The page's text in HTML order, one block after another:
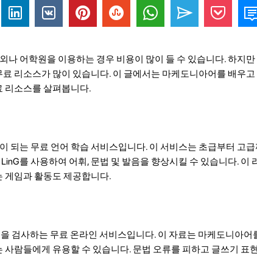
나 어학원을 이용하는 경우 비용이 많이 들 수 있습니다. 하지
리소스가 많이 있습니다. 이 글에서는 마케도니아어를 배우
리소스를 살펴봅니다.
되는 무료 언어 학습 서비스입니다. 이 서비스는 초급부터 고
를 사용하여 어휘, 문법 및 발음을 향상시킬 수 있습니다. 이
게임과 활동도 제공합니다.
검사하는 무료 온라인 서비스입니다. 이 자료는 마케도니아어
사람들에게 유용할 수 있습니다. 문법 오류를 피하고 글쓰기 표